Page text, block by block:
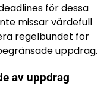
för dessa
missar värdefull
regelbundet för
uppdrag.
av uppdrag